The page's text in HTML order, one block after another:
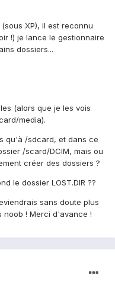
XP), il est reconnu
!) je lance le gestionnaire
dossiers...
(alors que je les vois
media).
qu'à /sdcard, et dans ce
/scard/DCIM, mais ou
créer des dossiers ?
le dossier LOST.DIR ??
sans doute plus
noob ! Merci d'avance !